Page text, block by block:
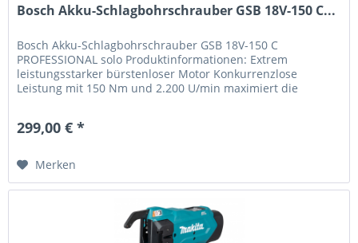
Bosch Akku-Schlagbohrschrauber GSB 18V-150 C...
Bosch Akku-Schlagbohrschrauber GSB 18V-150 C
PROFESSIONAL solo Produktinformationen: Extrem
leistungsstarker bürstenloser Motor Konkurrenzlose
Leistung mit 150 Nm und 2.200 U/min maximiert die
299,00 € *
Merken